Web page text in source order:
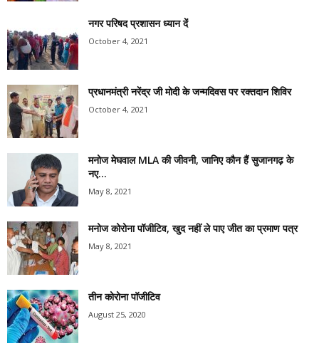
नगर परिषद प्रशासन ध्यान दें
October 4, 2021
प्रधानमंत्री नरेंद्र जी मोदी के जन्मदिवस पर रक्तदान शिविर
October 4, 2021
मनोज मेघवाल MLA की जीवनी, जानिए कौन हैं सुजानगढ़ के
नए...
May 8, 2021
मनोज कोरोना पॉजीटिव, खुद नहीं ले पाए जीत का प्रमाण पत्र
May 8, 2021
तीन कोरोना पॉजीटिव
August 25, 2020